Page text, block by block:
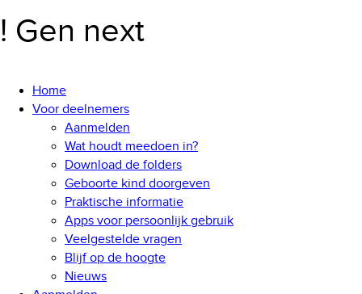
! Gen next
Home
Voor deelnemers
Aanmelden
Wat houdt meedoen in?
Download de folders
Geboorte kind doorgeven
Praktische informatie
Apps voor persoonlijk gebruik
Veelgestelde vragen
Blijf op de hoogte
Nieuws